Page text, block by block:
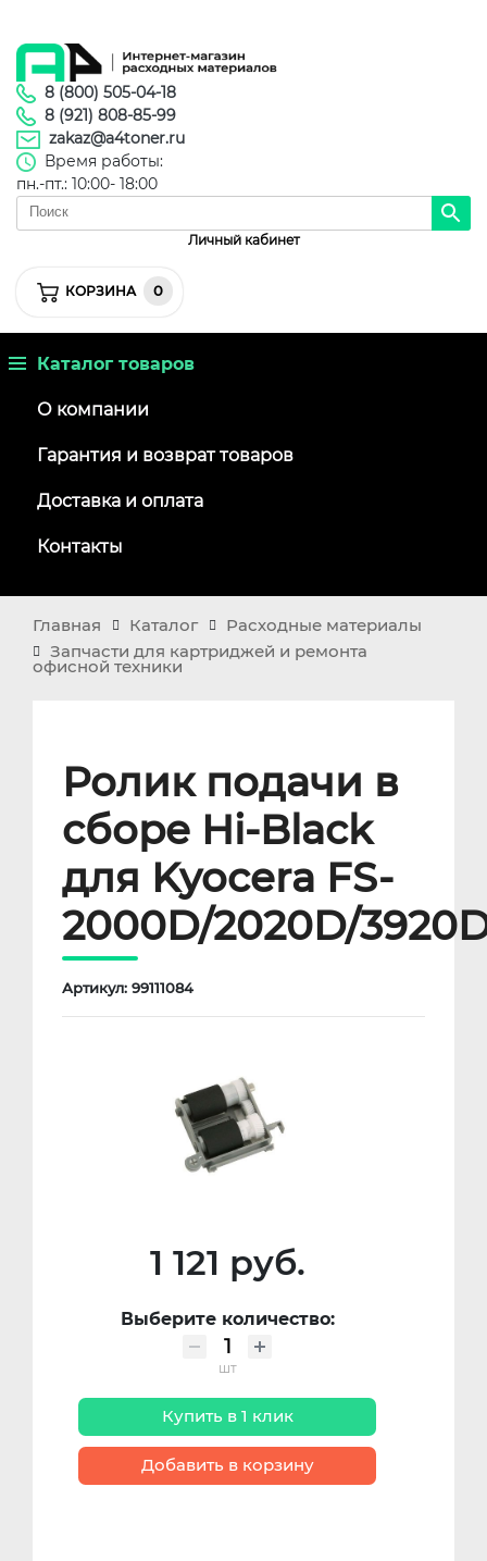
8 (800) 505-04-18
8 (921) 808-85-99
zakaz@a4toner.ru
Время работы:
пн.-пт.: 10:00- 18:00
Личный кабинет
КОРЗИНА 0
Каталог товаров
О компании
Гарантия и возврат товаров
Доставка и оплата
Контакты
Главная Каталог
Расходные материалы
Запчасти для картриджей и ремонта
офисной техники
Ролик подачи в
сборе Hi-Black
для Kyocera FS-
2000D/2020D/
Артикул: 99111084
1 121 руб.
Выберите количество:
шт
Купить в 1 клик
Добавить в корзину